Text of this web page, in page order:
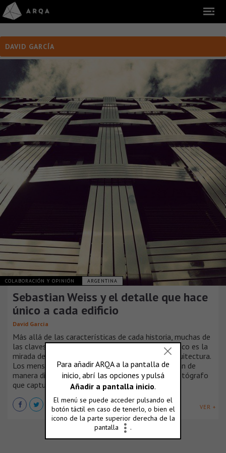
DAVID GARCÍA
COLABORACIÓN Y OPINIÓN ARGENTINA
Sebastian Weiss y el detalle que hace
único a cada edificio
David García
Más allá de las características de cada historia, muchas de
las claves que hacen de cada una de ellas algo único es la
mirada del narrador. Así ocurre también con la arquitectura.
Los mensajes que llegan al espectador se colorean de
manera diferente dependiendo de la mirada del fotógrafo
que captura la formas.
VER +